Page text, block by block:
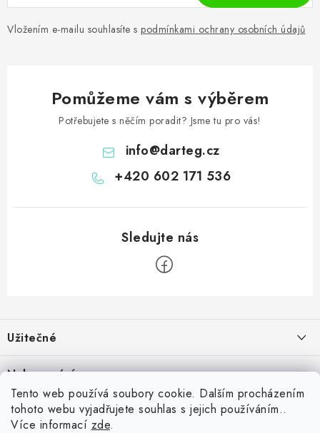
Tento web používá soubory cookie. Dalším procházením
tohoto webu vyjadřujete souhlas s jejich používáním..
Více informací zde.
Vložením e-mailu souhlasíte s podmínkami ochrany osobních údajů
Pomůžeme vám s výběrem
Potřebujete s něčím poradit? Jsme tu pro vás!
info@darteg.cz
+420 602 171 536
p
a
Užitečné
Kontakt
Věrnostní program
Inspirujte se zákazníky
Nakupování
Jak nakupovat
Vrácení zboží
Blog